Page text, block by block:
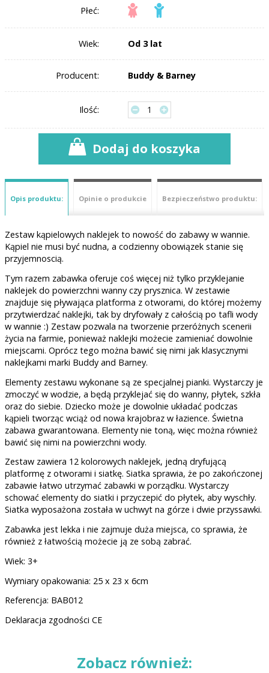
Płeć:
Wiek: Od 3 lat
Producent: Buddy & Barney
Ilość:
Dodaj do koszyka
Opis produktu: Opinie o produkcie Bezpieczeństwo produktu:
Zestaw kąpielowych naklejek to nowość do zabawy w wannie.
Kąpiel nie musi być nudna, a codzienny obowiązek stanie się
przyjemnoscią.
Tym razem zabawka oferuje coś więcej niż tylko przyklejanie
naklejek do powierzchni wanny czy prysznica. W zestawie
znajduje się pływająca platforma z otworami, do której możemy
przytwierdzać naklejki, tak by dryfowały z całością po tafli wody
w wannie :) Zestaw pozwala na tworzenie przeróżnych scenerii
życia na farmie, ponieważ naklejki możecie zamieniać dowolnie
miejscami. Oprócz tego można bawić się nimi jak klasycznymi
naklejkami marki Buddy and Barney.
Elementy zestawu wykonane są ze specjalnej pianki. Wystarczy je
zmoczyć w wodzie, a będą przyklejać się do wanny, płytek, szkła
oraz do siebie. Dziecko może je dowolnie układać podczas
kąpieli tworząc wciąż od nowa krajobraz w łazience. Świetna
zabawa gwarantowana. Elementy nie toną, więc można również
bawić się nimi na powierzchni wody.
Zestaw zawiera 12 kolorowych naklejek, jedną dryfującą
platformę z otworami i siatkę. Siatka sprawia, że po zakończonej
zabawie łatwo utrzymać zabawki w porządku. Wystarczy
schować elementy do siatki i przyczepić do płytek, aby wyschły.
Siatka wyposażona została w uchwyt na górze i dwie przyssawki.
Zabawka jest lekka i nie zajmuje duża miejsca, co sprawia, że
również z łatwością możecie ją ze sobą zabrać.
Wiek: 3+
Wymiary opakowania: 25 x 23 x 6cm
Referencja: BAB012
Deklaracja zgodności CE
Zobacz również: